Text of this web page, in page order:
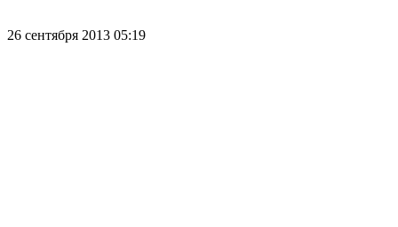
26 сентября 2013 05:19